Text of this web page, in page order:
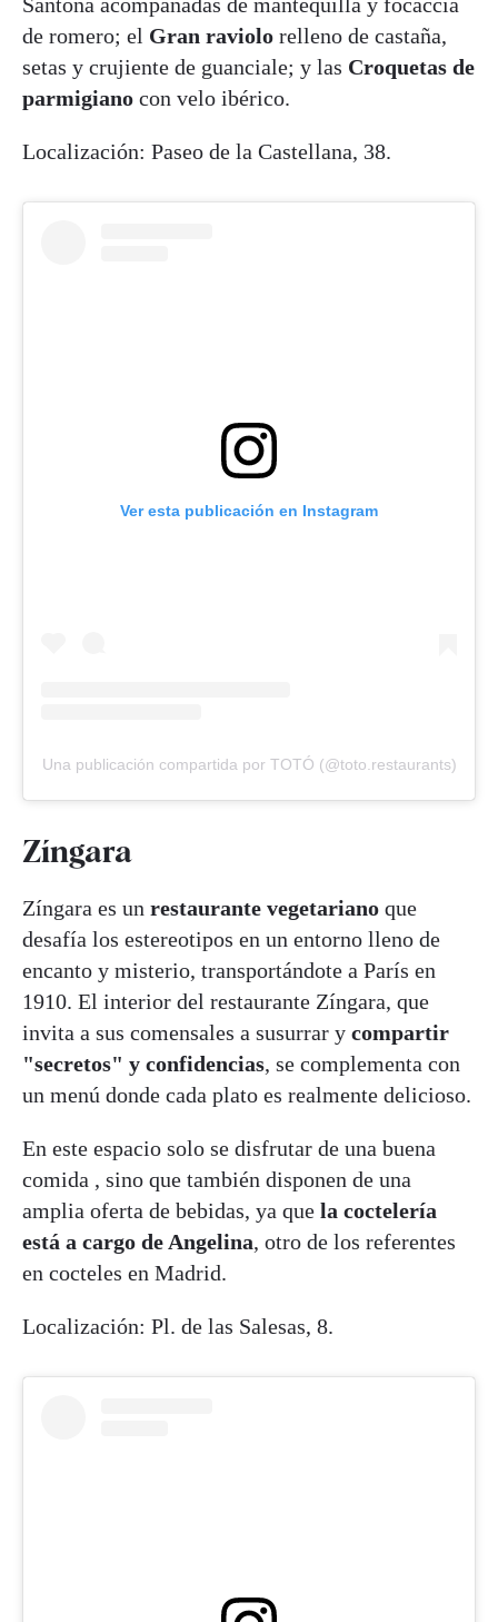
de romero; el Gran raviolo relleno de castaña,
setas y crujiente de guanciale; y las Croquetas de
parmigiano con velo ibérico.
Localización: Paseo de la Castellana, 38.
Ver esta publicación en Instagram
Una publicación compartida por TOTÓ (@toto.restaurants)
Zíngara
Zíngara es un restaurante vegetariano que
desafía los estereotipos en un entorno lleno de
encanto y misterio, transportándote a París en
1910. El interior del restaurante Zíngara, que
invita a sus comensales a susurrar y compartir
"secretos" y confidencias, se complementa con
un menú donde cada plato es realmente delicioso.
En este espacio solo se disfrutar de una buena
comida , sino que también disponen de una
amplia oferta de bebidas, ya que la coctelería
está a cargo de Angelina, otro de los referentes
en cocteles en Madrid.
Localización: Pl. de las Salesas, 8.